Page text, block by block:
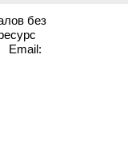
без
Email: